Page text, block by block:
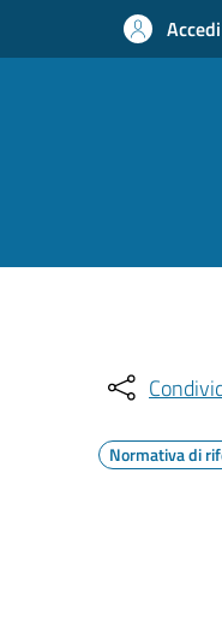
Normativa di